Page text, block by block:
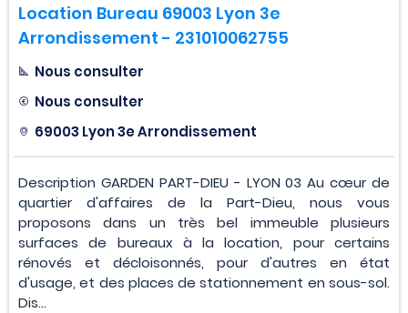
Location Bureau 69003 Lyon 3e
Arrondissement - 231010062755
Nous consulter
Nous consulter
69003 Lyon 3e Arrondissement
Description GARDEN PART-DIEU - LYON 03 Au cœur de
quartier d'affaires de la Part-Dieu, nous vous
proposons dans un très bel immeuble plusieurs
surfaces de bureaux à la location, pour certains
rénovés et décloisonnés, pour d'autres en état
d'usage, et des places de stationnement en sous-sol.
Dis...